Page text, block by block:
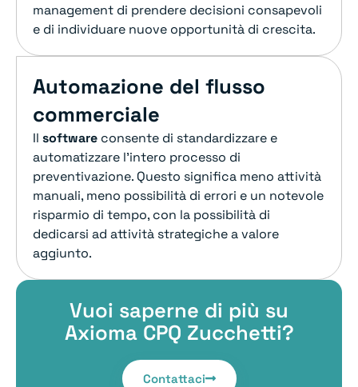
management di prendere decisioni consapevoli
e di individuare nuove opportunità di crescita.
Automazione del flusso
commerciale
Il software consente di standardizzare e
automatizzare l’intero processo di
preventivazione. Questo significa meno attività
manuali, meno possibilità di errori e un notevole
risparmio di tempo, con la possibilità di
dedicarsi ad attività strategiche a valore
aggiunto.
Vuoi saperne di più su
Axioma CPQ Zucchetti?
Contattaci